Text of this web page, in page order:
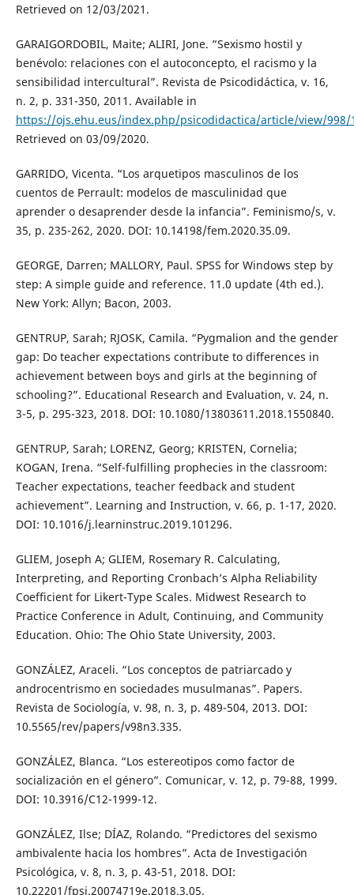
Retrieved on 12/03/2021.
GARAIGORDOBIL, Maite; ALIRI, Jone. “Sexismo hostil y
benévolo: relaciones con el autoconcepto, el racismo y la
sensibilidad intercultural”. Revista de Psicodidáctica, v. 16,
n. 2, p. 331-350, 2011. Available in
https://ojs.ehu.eus/index.php/psicodidactica/article/view/998/
Retrieved on 03/09/2020.
GARRIDO, Vicenta. “Los arquetipos masculinos de los
cuentos de Perrault: modelos de masculinidad que
aprender o desaprender desde la infancia”. Feminismo/s, v.
35, p. 235-262, 2020. DOI: 10.14198/fem.2020.35.09.
GEORGE, Darren; MALLORY, Paul. SPSS for Windows step by
step: A simple guide and reference. 11.0 update (4th ed.).
New York: Allyn; Bacon, 2003.
GENTRUP, Sarah; RJOSK, Camila. “Pygmalion and the gender
gap: Do teacher expectations contribute to diﬀerences in
achievement between boys and girls at the beginning of
schooling?”. Educational Research and Evaluation, v. 24, n.
3-5, p. 295-323, 2018. DOI: 10.1080/13803611.2018.1550840.
GENTRUP, Sarah; LORENZ, Georg; KRISTEN, Cornelia;
KOGAN, Irena. “Self-fulfilling prophecies in the classroom:
Teacher expectations, teacher feedback and student
achievement”. Learning and Instruction, v. 66, p. 1-17, 2020.
DOI: 10.1016/j.learninstruc.2019.101296.
GLIEM, Joseph A; GLIEM, Rosemary R. Calculating,
Interpreting, and Reporting Cronbach’s Alpha Reliability
Coefficient for Likert-Type Scales. Midwest Research to
Practice Conference in Adult, Continuing, and Community
Education. Ohio: The Ohio State University, 2003.
GONZÁLEZ, Araceli. “Los conceptos de patriarcado y
androcentrismo en sociedades musulmanas”. Papers.
Revista de Sociología, v. 98, n. 3, p. 489-504, 2013. DOI:
10.5565/rev/papers/v98n3.335.
GONZÁLEZ, Blanca. “Los estereotipos como factor de
socialización en el género”. Comunicar, v. 12, p. 79-88, 1999.
DOI: 10.3916/C12-1999-12.
GONZÁLEZ, Ilse; DÍAZ, Rolando. “Predictores del sexismo
ambivalente hacia los hombres”. Acta de Investigación
Psicológica, v. 8, n. 3, p. 43-51, 2018. DOI:
10.22201/fpsi.20074719e.2018.3.05.